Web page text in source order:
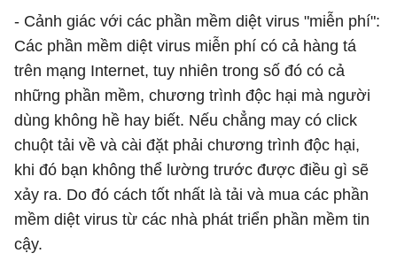
- Cảnh giác với các phần mềm diệt virus "miễn phí":
Các phần mềm diệt virus miễn phí có cả hàng tá
trên mạng Internet, tuy nhiên trong số đó có cả
những phần mềm, chương trình độc hại mà người
dùng không hề hay biết. Nếu chẳng may có click
chuột tải về và cài đặt phải chương trình độc hại,
khi đó bạn không thể lường trước được điều gì sẽ
xảy ra. Do đó cách tốt nhất là tải và mua các phần
mềm diệt virus từ các nhà phát triển phần mềm tin
cậy.